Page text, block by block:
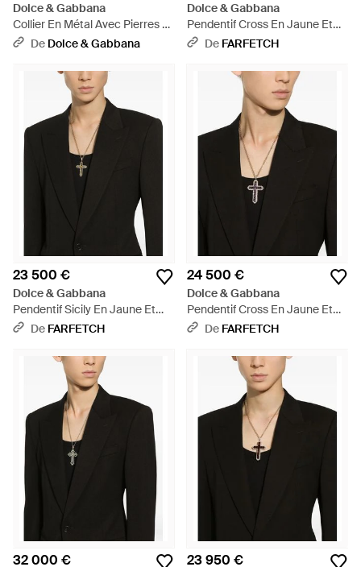
Dolce & Gabbana
Collier En Métal Avec Pierres Et
Breloques - Blanc
De Dolce & Gabbana
Dolce & Gabbana
Pendentif Cross En Jaune Et
Blanc 18Ct À Diamants Et
De FARFETCH
23 500 €
Dolce & Gabbana
Pendentif Sicily En Jaune Et
Blanc 18 Carats, Avec Saphirs
De FARFETCH
24 500 €
Dolce & Gabbana
Pendentif Cross En Jaune Et
Blanc 18Ct Serti D'Améthyste
De FARFETCH
32 000 € 23 950 €